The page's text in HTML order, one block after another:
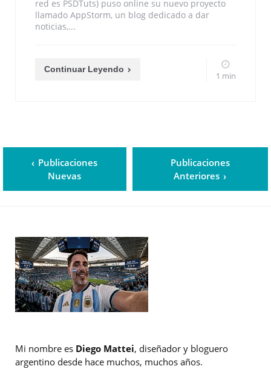
red es PSDTuts) puso online su nuevo proyecto
llamado AppStorm, un blog dedicado a dar
noticias,...
Continuar Leyendo
1 min
Publicaciones
Nuevas
Publicaciones
Anteriores
Mi nombre es Diego Mattei, diseñador y bloguero
argentino desde hace muchos, muchos años.